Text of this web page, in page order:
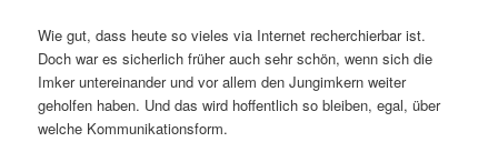
Wie gut, dass heute so vieles via Internet recherchierbar ist.
Doch war es sicherlich früher auch sehr schön, wenn sich die
Imker untereinander und vor allem den Jungimkern weiter
geholfen haben. Und das wird hoffentlich so bleiben, egal, über
welche Kommunikationsform.